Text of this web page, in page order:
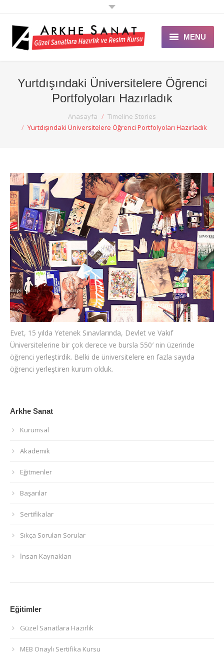
MENU
ARKHE SANAT
GALERİ
ETKİNLİK
DUYURULAR
BLOG
İLETİŞİM
Yurtdışındaki Üniversitelere Öğrenci
Portfolyoları Hazırladık
Anasayfa
Timeline Stories
Yurtdışındaki Üniversitelere Öğrenci Portfolyoları Hazırladık
Evet, 15 yılda Yetenek Sınavlarında, Devlet ve Vakıf
Üniversitelerine bir çok derece ve bursla 550′ nin üzerinde
öğrenci yerleştirdik. Belki de üniversitelere en fazla sayıda
öğrenci yerleştiren kurum olduk.
Arkhe Sanat
Kurumsal
Akademik
Eğitmenler
Başarılar
Sertifikalar
Sıkça Sorulan Sorular
İnsan Kaynakları
Eğitimler
Güzel Sanatlara Hazırlık
MEB Onaylı Sertifika Kursu